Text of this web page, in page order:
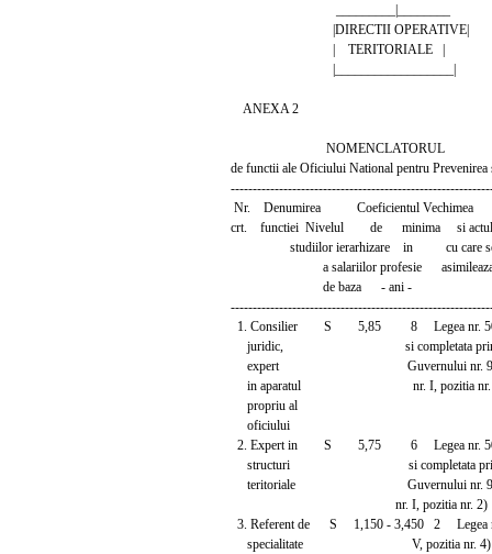
_________|________
|DIRECTII OPERATIVE|
| TERITORIALE |
|__________________|
ANEXA 2
NOMENCLATORUL
de functii ale Oficiului National pentru
Nr. Denumirea Coeficientul Vechimea
crt. functiei Nivelul de minima si actul
studiilor ierarhizare in cu care
a salariilor profesie
de baza - ani -
1. Consilier S 5,85 8 Legea nr. 50/
juridic, si completata prin
expert Guvernului nr. 9/
in aparatul nr. I, pozitia nr.
propriu al
oficiului
2. Expert in S 5,75 6 Legea nr. 50/
structuri si completata prin
teritoriale Guvernului nr. 9/
nr. I, pozitia nr. 2)
3. Referent de S 1,150 - 3,450 2 Legea
specialitate V, pozitia nr. 4)